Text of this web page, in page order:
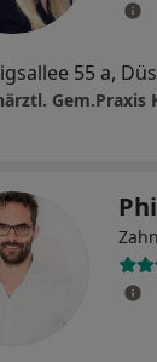
55 a,